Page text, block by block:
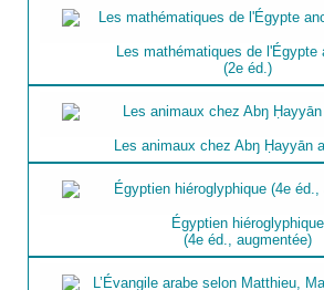
Les mathématiques de l'Égypte
(2e éd.)
Les animaux chez Abŋ Ḥayyān
Égyptien hiéroglyphique
(4e éd., augmentée)